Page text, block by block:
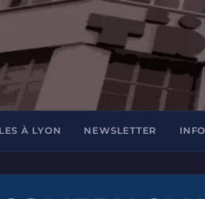
À LYON NEWSLETTER